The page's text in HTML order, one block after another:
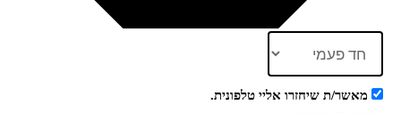
מאשר/ת שיחזרו אליי טלפונית.